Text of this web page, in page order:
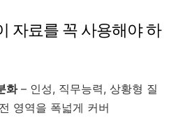
자료를 꼭 사용해야 하
화– 인성, 직무능력, 상황형 질
영역을 폭넓게 커버